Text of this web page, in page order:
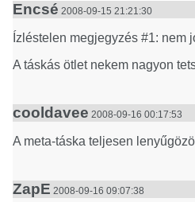
Encsé 2008-09-15 21:21:30
Ízléstelen megjegyzés #1: nem
A táskás ötlet nekem nagyon
cooldavee 2008-09-16 00:17:53
A meta-táska teljesen
ZapE 2008-09-16 09:07:38